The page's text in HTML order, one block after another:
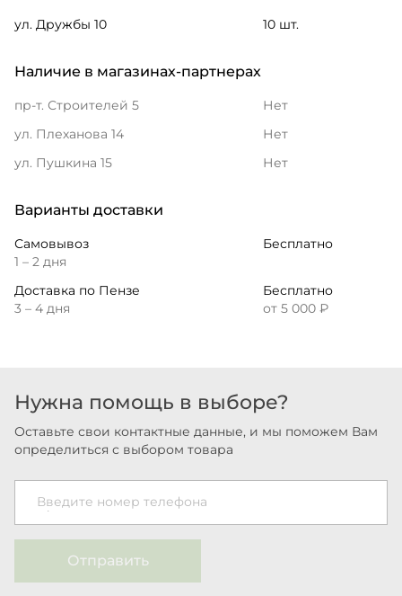
ул. Дружбы 10 10 шт.
Наличие в магазинах-партнерах
пр-т. Строителей 5
Нет
ул. Плеханова 14
Нет
ул. Пушкина 15
Нет
Варианты доставки
Самовывоз
1 – 2 дня
Бесплатно
Доставка по Пензе
3 – 4 дня
Бесплатно
от 5 000 ₽
Нужна помощь в выборе?
Оставьте свои контактные данные, и мы поможем Вам
определиться с выбором товара
Введите номер телефона
Отправить